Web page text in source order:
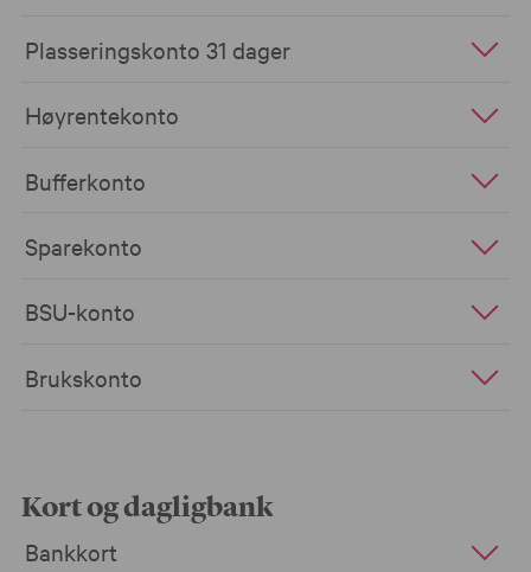
Plasseringskonto 31 dager
Høyrentekonto
Bufferkonto
Sparekonto
BSU-konto
Brukskonto
Kort og dagligbank
Bankkort